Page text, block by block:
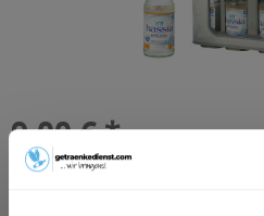
9,00 € *
Inhalt:8.4 Liter (1,07 € * / 1 Liter)
inkl. MwSt.
ggf. zzgl. Erschwerniszuschlag